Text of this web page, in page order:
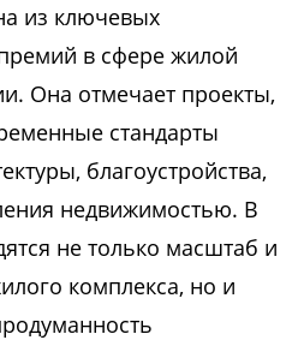
из ключевых
в сфере жилой
Она отмечает проекты,
стандарты
благоустройства,
недвижимостью. В
не только масштаб и
комплекса, но и